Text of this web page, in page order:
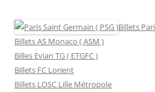
Billets
Billets AS Monaco ( ASM )
Billes Evian TG ( ETGFC )
Billets FC Lorient
Billets LOSC Lille Métropole